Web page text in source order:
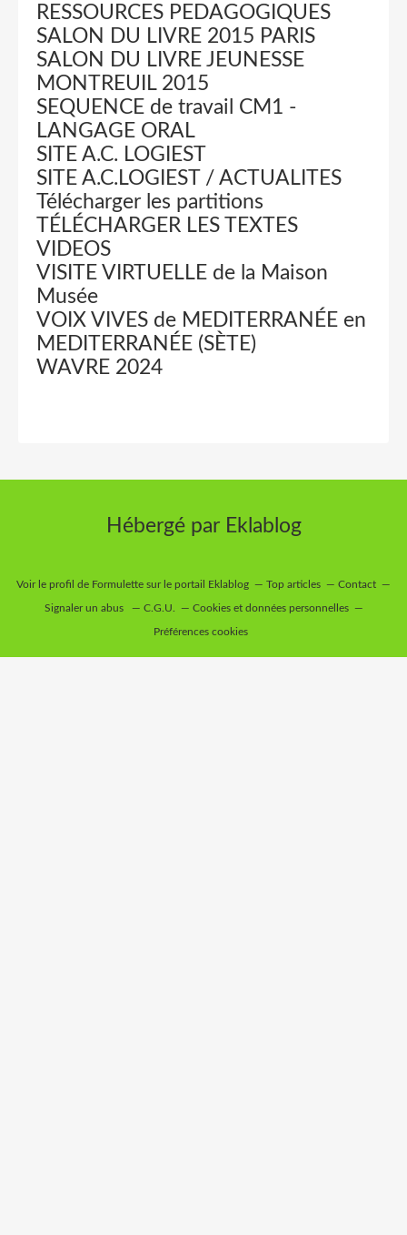
RESSOURCES PEDAGOGIQUES
SALON DU LIVRE 2015 PARIS
SALON DU LIVRE JEUNESSE
MONTREUIL 2015
SEQUENCE de travail CM1 -
LANGAGE ORAL
SITE A.C. LOGIEST
SITE A.C.LOGIEST / ACTUALITES
Télécharger les partitions
TÉLÉCHARGER LES TEXTES
VIDEOS
VISITE VIRTUELLE de la Maison
Musée
VOIX VIVES de MEDITERRANÉE en
MEDITERRANÉE (SÈTE)
WAVRE 2024
Hébergé par Eklablog
Voir le profil de Formulette sur le portail Eklablog Top articles Contact
Signaler un abus C.G.U. Cookies et données personnelles
Préférences cookies